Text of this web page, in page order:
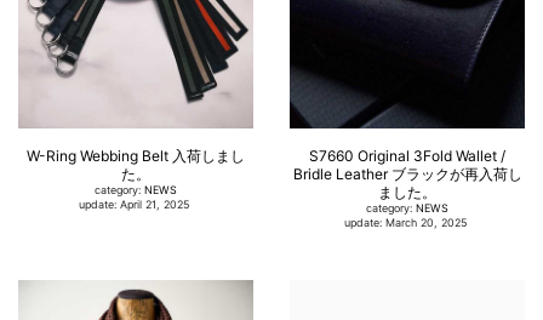
W-Ring Webbing Belt 入荷しまし
た。
category: NEWS
update: April 21, 2025
S7660 Original 3Fold Wallet /
Bridle Leather ブラックが再入荷し
ました。
category: NEWS
update: March 20, 2025